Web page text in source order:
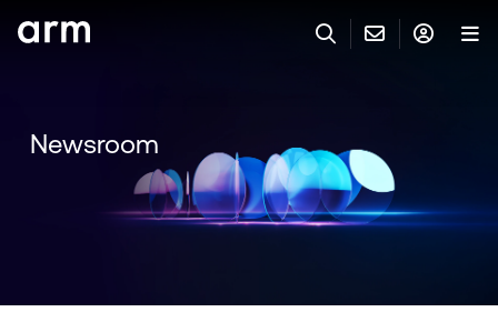
聯絡技術支援
IP 技術支援
Flexible Access 企業版
登入以存取您的 Arm 帳號。
Newsroom